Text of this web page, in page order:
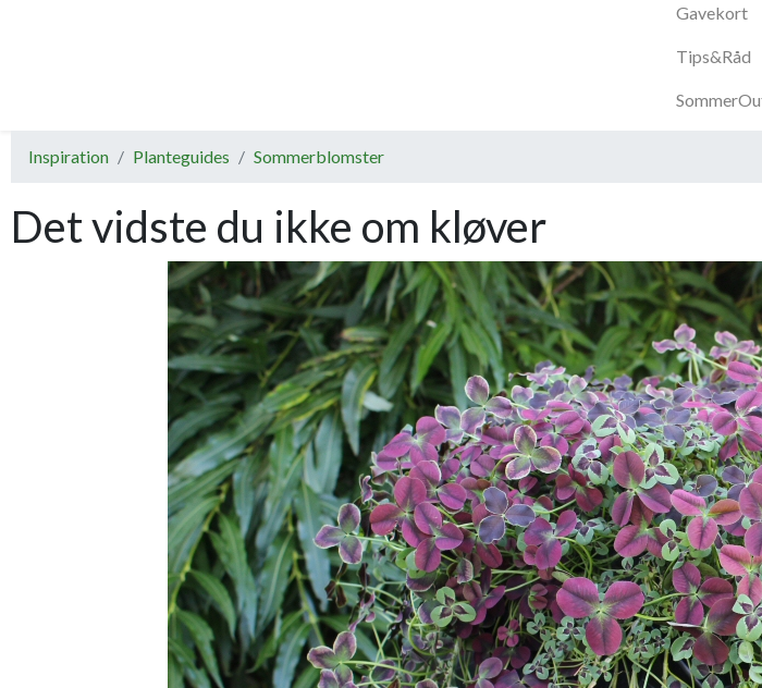
Gavekort
Tips&Råd
Inspiration Planteguides Sommerblomster
Det vidste du ikke om kløver